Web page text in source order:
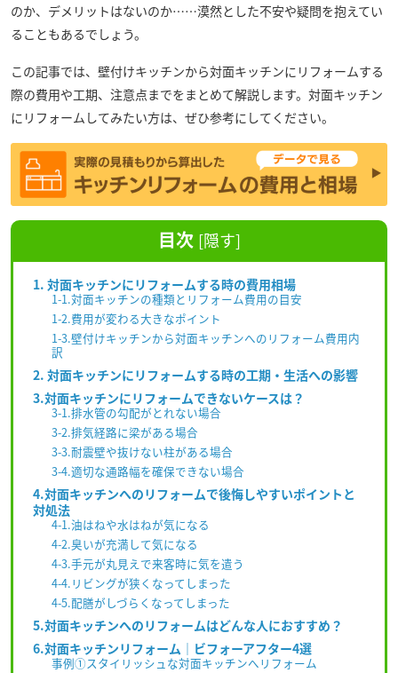
のか、デメリットはないのか……漠然とした不安や疑問を抱えてい
ることもあるでしょう。
この記事では、壁付けキッチンから対面キッチンにリフォームする
際の費用や工期、注意点までをまとめて解説します。対面キッチン
にリフォームしてみたい方は、ぜひ参考にしてください。
目次 [隠す]
1. 対面キッチンにリフォームする時の費用相場
1-1.対面キッチンの種類とリフォーム費用の目安
1-2.費用が変わる大きなポイント
1-3.壁付けキッチンから対面キッチンへのリフォーム費用内
訳
2. 対面キッチンにリフォームする時の工期・生活への影響
3.対面キッチンにリフォームできないケースは？
3-1.排水管の勾配がとれない場合
3-2.排気経路に梁がある場合
3-3.耐震壁や抜けない柱がある場合
3-4.適切な通路幅を確保できない場合
4.対面キッチンへのリフォームで後悔しやすいポイントと
対処法
4-1.油はねや水はねが気になる
4-2.臭いが充満して気になる
4-3.手元が丸見えで来客時に気を遣う
4-4.リビングが狭くなってしまった
4-5.配膳がしづらくなってしまった
5.対面キッチンへのリフォームはどんな人におすすめ？
6.対面キッチンリフォーム｜ビフォーアフター4選
事例①スタイリッシュな対面キッチンへリフォーム